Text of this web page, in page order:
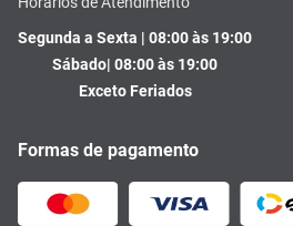
Segunda a Sexta | 08:00 às 19:00
Sábado| 08:00 às 19:00
Exceto Feriados
Formas de pagamento